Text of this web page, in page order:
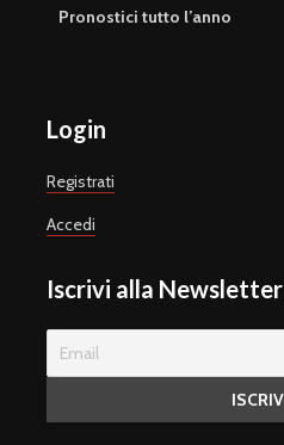
Pronostici tutto l’anno
Login
Registrati
Accedi
Iscrivi alla Newsletter